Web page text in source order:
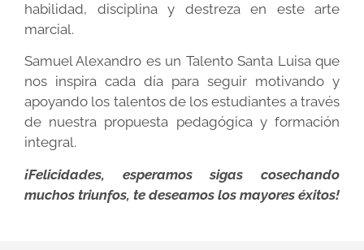
habilidad, disciplina y destreza en este arte
marcial.
Samuel Alexandro es un Talento Santa Luisa que
nos inspira cada día para seguir motivando y
apoyando los talentos de los estudiantes a través
de nuestra propuesta pedagógica y formación
integral.
¡Felicidades, esperamos sigas cosechando
muchos triunfos, te deseamos los mayores éxitos!